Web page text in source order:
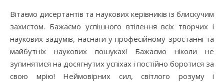
Вітаємо дисертантів та наукових керівників із блискучим
захистом. Бажаємо успішного втілення всіх творчих і
наукових задумів, наснаги у професійному зростанні та
майбутніх наукових пошуках! Бажаємо ніколи не
зупинятися на досягнутих успіхах і постійно боротися за
свою мрію! Неймовірних сил, світлого розуму і